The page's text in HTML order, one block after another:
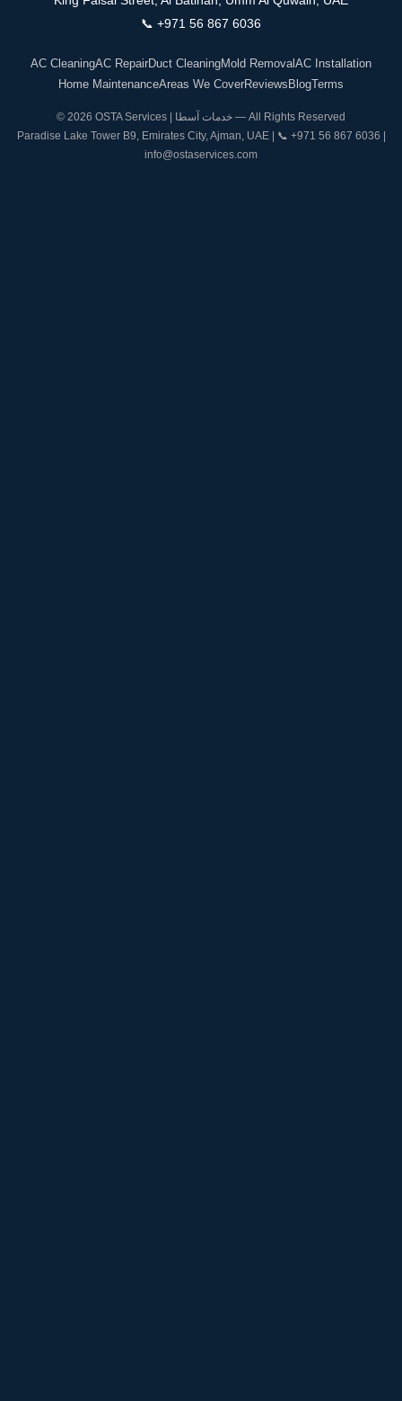
📞 +971 56 867 6036
AC CleaningAC RepairDuct CleaningMold Removal AC Installation
Home MaintenanceAreas We CoverReviews BlogTerms
© 2026 OSTA Services | خدمات آسطا — All Rights Reserved
Paradise Lake Tower B9, Emirates City, Ajman, UAE | 📞 +971 56 867 6036
info@ostaservices.com